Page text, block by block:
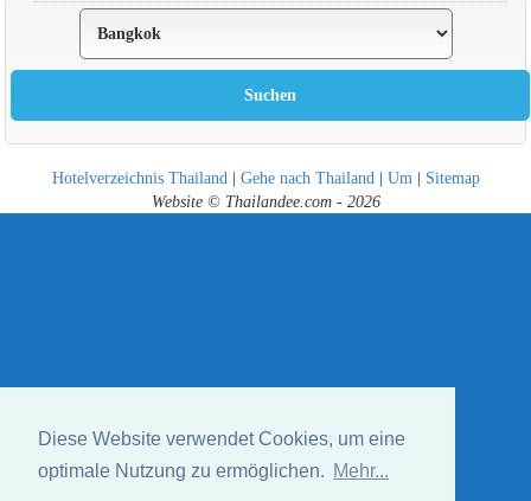
Diese Website verwendet Cookies, um eine
optimale Nutzung zu ermöglichen. Mehr...
Hotelverzeichnis Thailand| Gehe nach Thailand| Um| Sitemap
Website © Thailandee.com - 2026